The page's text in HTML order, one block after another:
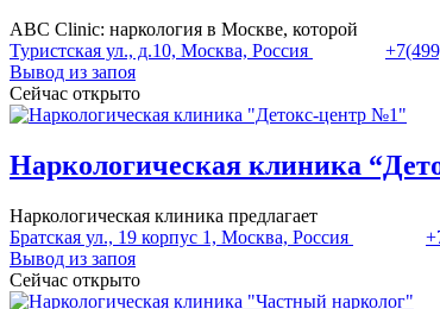
ABC Clinic: наркология в Москве, которой
Туристская ул., д.10, Москва, Россия
Вывод из запоя
Сейчас открыто
Наркологическая клиника
Наркологическая клиника предлагает
Братская ул., 19 корпус 1, Москва, Россия
Вывод из запоя
Сейчас открыто